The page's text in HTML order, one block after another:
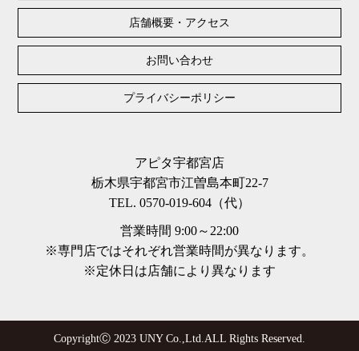
店舗概要・アクセス
お問い合わせ
プライバシーポリシー
アピタ宇都宮店
栃木県宇都宮市江曽島本町22-7
TEL. 0570-019-604（代）
営業時間 9:00～22:00
※専門店ではそれぞれ営業時間が異なります。
※定休日は店舗により異なります
CopyrightⒸ 2023 UNY Co.,Ltd.ALL Rights Reserved.